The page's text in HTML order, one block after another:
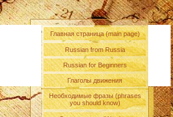
Главная страница (main page)
Russian from Russia
Russian for Beginners
Глаголы движения
Необходимые фразы (phrases
you should know)